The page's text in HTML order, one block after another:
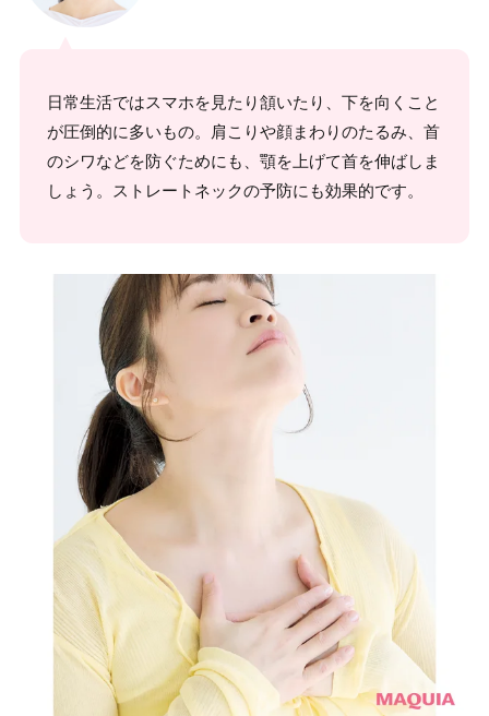
日常生活ではスマホを見たり頷いたり、下を向くこと
が圧倒的に多いもの。肩こりや顔まわりのたるみ、首
のシワなどを防ぐためにも、顎を上げて首を伸ばしま
しょう。ストレートネックの予防にも効果的です。